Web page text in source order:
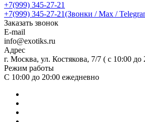
+7(999) 345-27-21
+7(999) 345-27-21(Звонки / Max /
Заказать звонок
E-mail
info@exotiks.ru
Адрес
г. Москва, ул. Костякова, 7/7 ( с 10:00 до
Режим работы
С 10:00 до 20:00 ежедневно